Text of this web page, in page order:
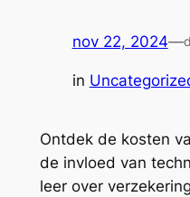
nov 22, 2024—
in
Ontdek de kosten
de invloed van
leer over